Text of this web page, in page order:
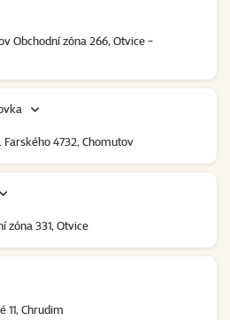
Obchodní zóna 266, Otvice -
Farského 4732, Chomutov
zóna 331, Otvice
11, Chrudim